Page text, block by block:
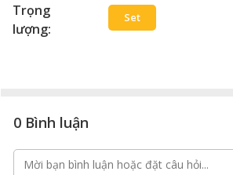
Trọng
lượng:
Set
0 Bình luận